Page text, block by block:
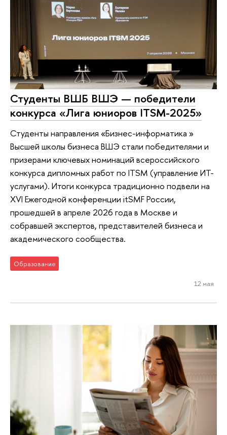
Студенты ВШБ ВШЭ — победители
конкурса «Лига юниоров ITSM-2025»
Студенты направления «Бизнес-информатика »
Высшей школы бизнеса ВШЭ стали победителями и
призерами ключевых номинаций всероссийского
конкурса дипломных работ по ITSM (управление ИТ-
услугами). Итоги конкурса традиционно подвели на
XVI Ежегодной конференции itSMF России,
прошедшей в апреле 2026 года в Москве и
собравшей экспертов, представителей бизнеса и
академического сообщества.
Образование
12 мая